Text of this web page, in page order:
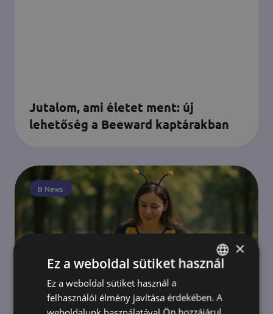
Jutalom, ami életet ment: új
lehetőség a Beeward kaptárakban
B News
ENGLISH
×
Ez a weboldal sütiket használ
Ez a weboldal sütiket használ a
felhasználói élmény javítása érdekében. A